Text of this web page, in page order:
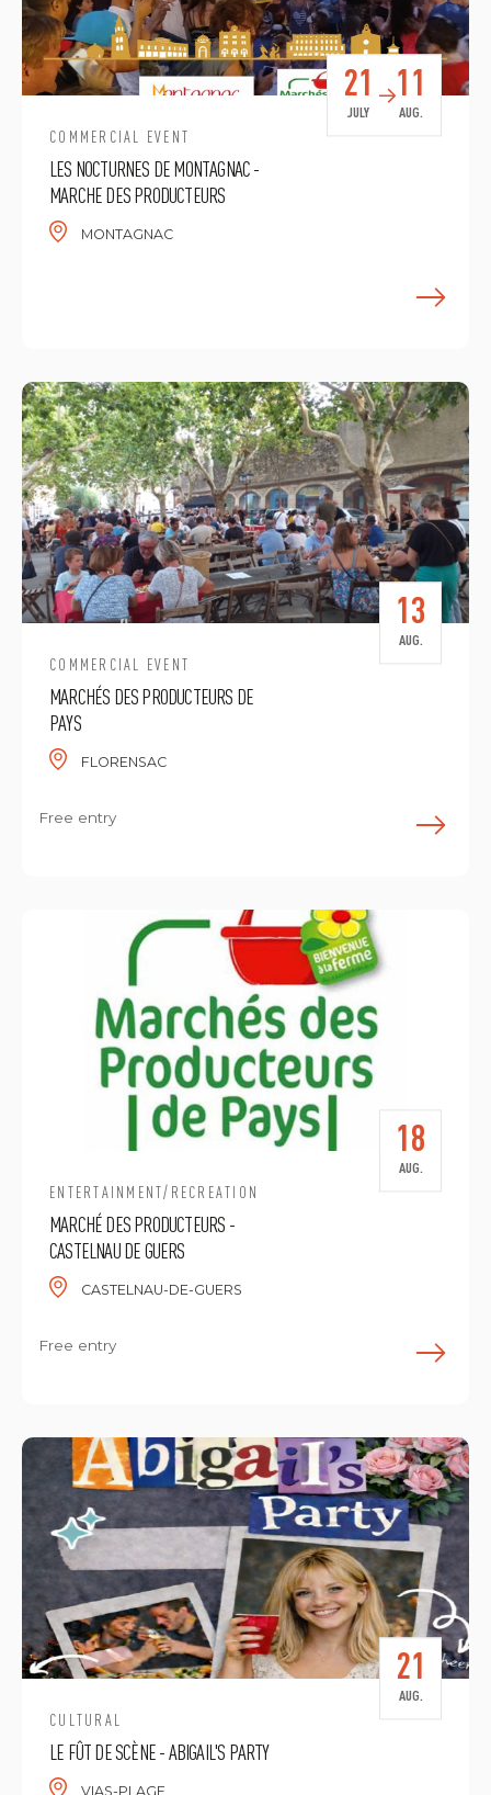
COMMERCIAL EVENT
LES NOCTURNES DE MONTAGNAC -
MARCHE DES PRODUCTEURS
MONTAGNAC
21
JULY
11
AUG.
COMMERCIAL EVENT
MARCHÉS DES PRODUCTEURS DE
PAYS
FLORENSAC
13
AUG.
Free entry
ENTERTAINMENT/RECREATION
MARCHÉ DES PRODUCTEURS -
CASTELNAU DE GUERS
CASTELNAU-DE-GUERS
18
AUG.
Free entry
CULTURAL
LE FÛT DE SCÈNE - ABIGAIL'S PARTY
VIAS-PLAGE
21
AUG.